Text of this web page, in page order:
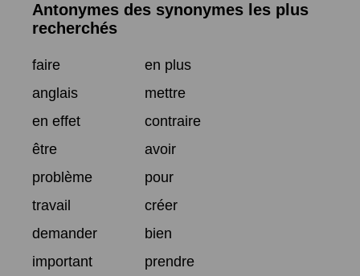
Antonymes des synonymes les plus
recherchés
faire
en plus
anglais
mettre
en effet
contraire
être
avoir
problème
pour
travail
créer
demander
bien
important
prendre